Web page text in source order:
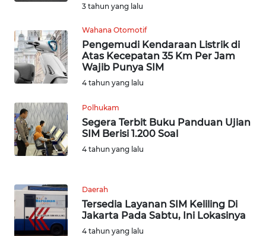
3 tahun yang lalu
Wahana Otomotif
Pengemudi Kendaraan Listrik di
Atas Kecepatan 35 Km Per Jam
Wajib Punya SIM
4 tahun yang lalu
Polhukam
Segera Terbit Buku Panduan Ujian
SIM Berisi 1.200 Soal
4 tahun yang lalu
Daerah
Tersedia Layanan SIM Keliling Di
Jakarta Pada Sabtu, Ini Lokasinya
4 tahun yang lalu
DANAU
TOBA
WN
NIAS
WN
LANGKAT
SELATAN
WN
TANJUNG